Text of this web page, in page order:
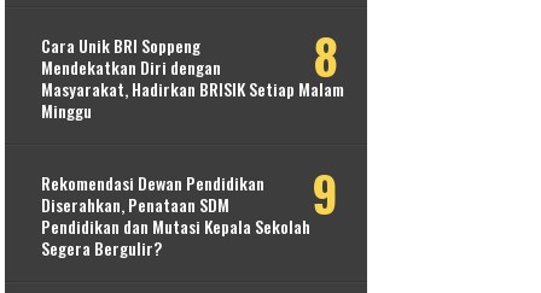
Cara Unik BRI Soppeng
Mendekatkan Diri dengan
Masyarakat, Hadirkan BRISIK Setiap Malam
Minggu
Rekomendasi Dewan Pendidikan
Diserahkan, Penataan SDM
Pendidikan dan Mutasi Kepala Sekolah
Segera Bergulir?